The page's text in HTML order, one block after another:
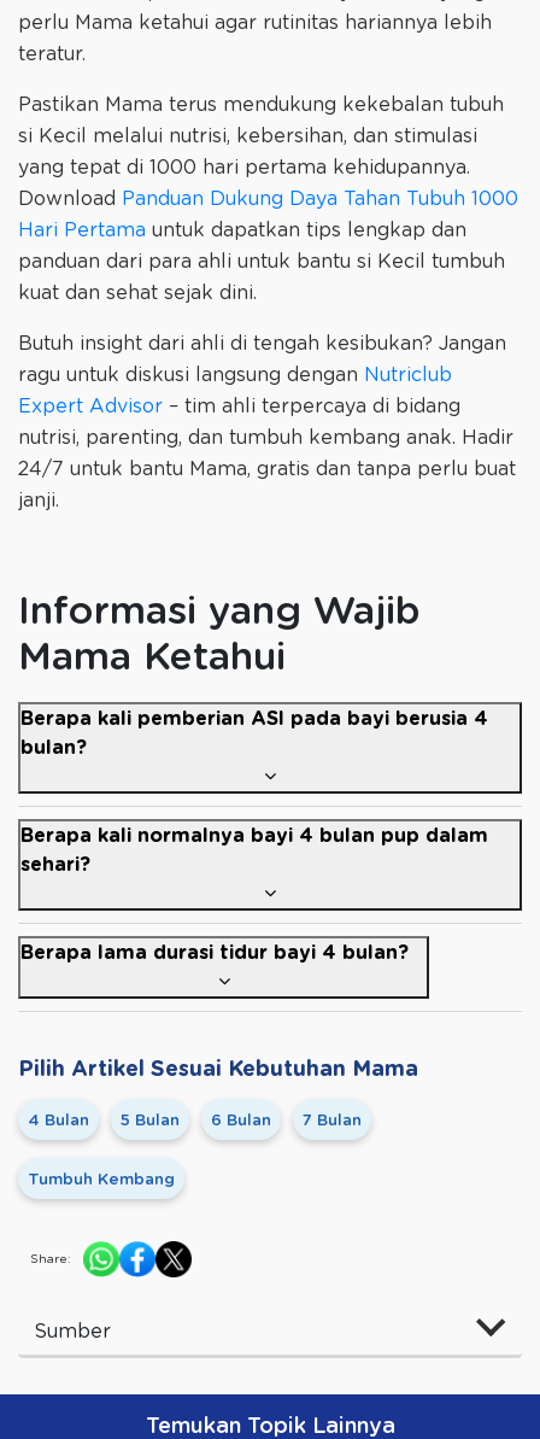
perlu Mama ketahui agar rutinitas hariannya lebih
teratur.
Pastikan Mama terus mendukung kekebalan tubuh
si Kecil melalui nutrisi, kebersihan, dan stimulasi
yang tepat di 1000 hari pertama kehidupannya.
Download
Panduan Dukung Daya Tahan Tubuh 1000
Hari Pertama untuk dapatkan tips lengkap dan
panduan dari para ahli untuk bantu si Kecil tumbuh
kuat dan sehat sejak dini.
Butuh insight dari ahli di tengah kesibukan? Jangan
ragu untuk diskusi langsung dengan Nutriclub
Expert Advisor – tim ahli terpercaya di bidang
nutrisi, parenting, dan tumbuh kembang anak. Hadir
24/7 untuk bantu Mama, gratis dan tanpa perlu buat
janji.
Informasi yang Wajib
Mama Ketahui
Berapa kali pemberian ASI pada bayi berusia 4
bulan?
Berapa kali normalnya bayi 4 bulan pup dalam
sehari?
Berapa lama durasi tidur bayi 4 bulan?
Pilih Artikel Sesuai Kebutuhan Mama
4 Bulan 5 Bulan 6 Bulan 7 Bulan
Tumbuh Kembang
Share:
Sumber
Temukan Topik Lainnya